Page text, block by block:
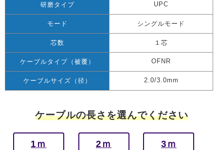
研磨タイプ UPC
モード シングルモード
芯数 １芯
ケーブルタイプ（被覆） OFNR
ケーブルサイズ（径） 2.0/3.0mm
ケーブルの長さを選んでください
1ｍ 2ｍ 3ｍ